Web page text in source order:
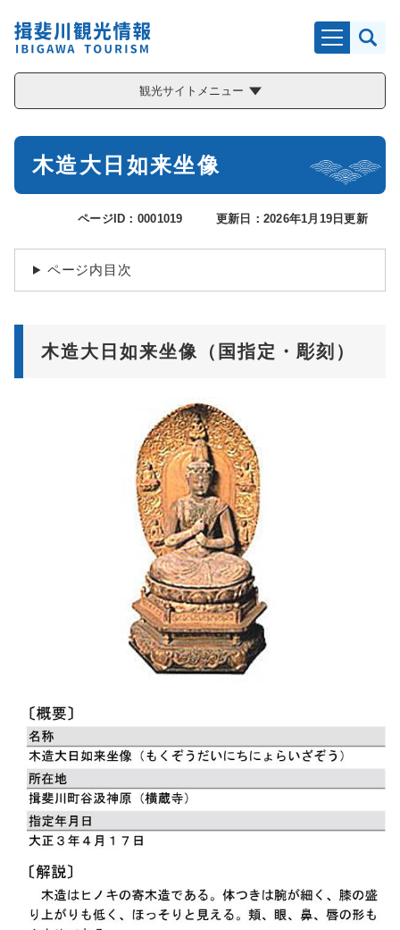
観光サイトメニュー
本
木造大日如来坐像
ページID：0001019 更新日：2026年1月19日更新
ページ内目次
木造大日如来坐像（国指定・彫刻）